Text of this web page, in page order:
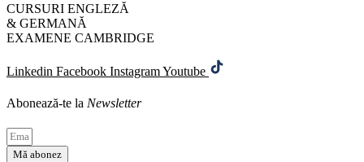
CURSURI ENGLEZĂ
& GERMANĂ
EXAMENE CAMBRIDGE
Linkedin Facebook InstagramYoutube
Abonează-te la Newsletter
Mă abonez